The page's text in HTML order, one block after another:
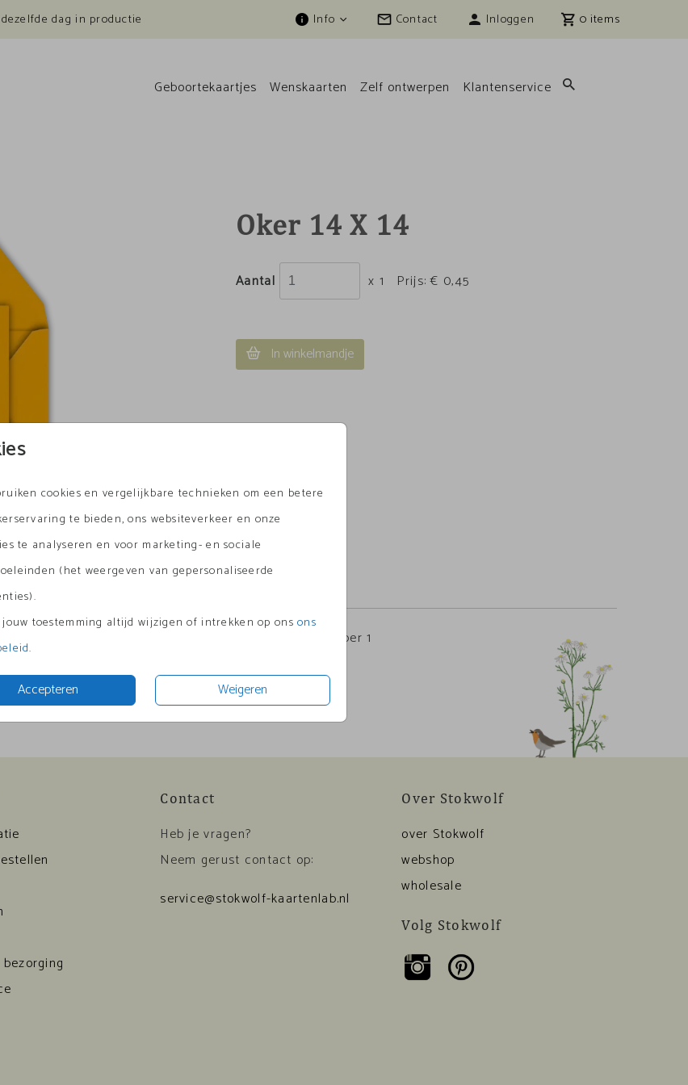
dag in productie Info Contact Inloggen 0
Geboortekaartjes Wenskaarten Zelf ontwerpen Klantenservice
cookies en vergelijkbare technieken om een betere
te bieden, ons websiteverkeer en onze
te analyseren en voor marketing- en sociale
(het weergeven van gepersonaliseerde
jouw toestemming altijd wijzigen of intrekken op onsons
.
Accepteren Weigeren
Oker 14 X 14
Aantal x 1 Prijs:€ 0,45
In winkelmandje
per 1
Contact
Heb je vragen?
Neem gerust contact op:
service@stokwolf-kaartenlab.nl
Over Stokwolf
over Stokwolf
webshop
wholesale
Volg Stokwolf